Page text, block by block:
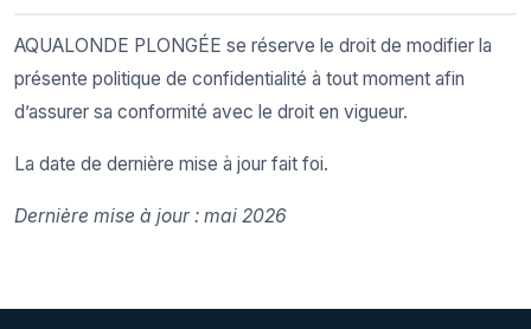
AQUALONDE PLONGÉE se réserve le droit de modifier la
présente politique de confidentialité à tout moment afin
d’assurer sa conformité avec le droit en vigueur.
La date de dernière mise à jour fait foi.
Dernière mise à jour : mai 2026